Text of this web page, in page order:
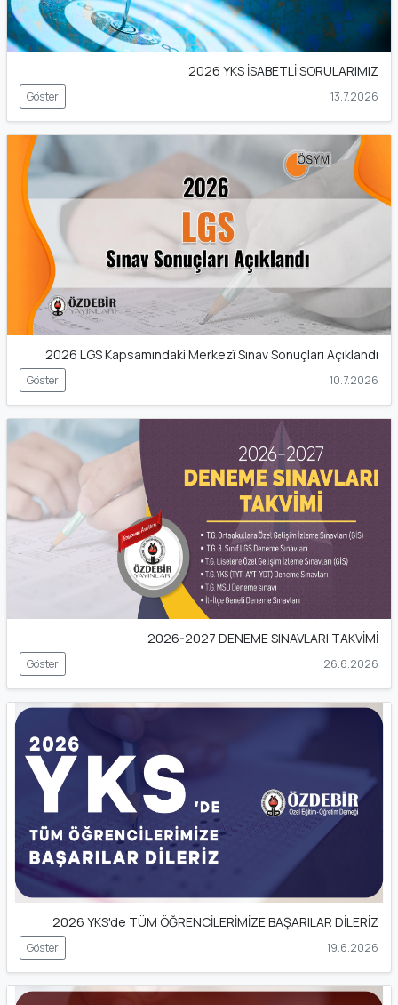
2026 YKS İSABETLİ SORULARIMIZ
Göster 13.7.2026
2026 LGS Kapsamındaki Merkezî Sınav Sonuçları Açıklandı
Göster 10.7.2026
2026-2027 DENEME SINAVLARI TAKVİMİ
Göster 26.6.2026
2026 YKS'de TÜM ÖĞRENCİLERİMİZE BAŞARILAR DİLERİZ
Göster 19.6.2026